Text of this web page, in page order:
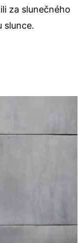
za slunečného
slunce.